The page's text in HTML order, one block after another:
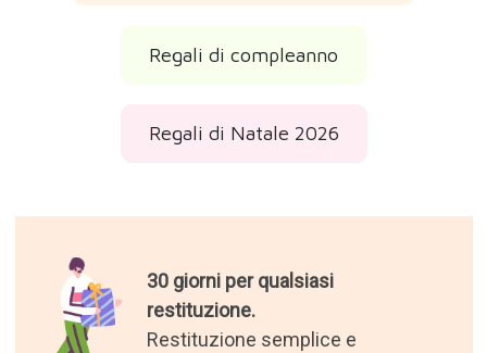
Regali di compleanno
Regali di Natale 2026
30 giorni per qualsiasi
restituzione.
Restituzione semplice e